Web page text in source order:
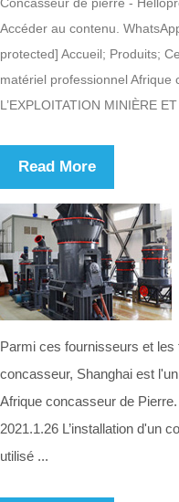
Accéder au contenu.
protected] Accueil; Produits;
matériel professionnel Afrique
L’EXPLOITATION MINIÈRE
Read More
Parmi ces fournisseurs et
concasseur, Shanghai est
Afrique concasseur de
2021.1.26 L’installation d'un
utilisé ...